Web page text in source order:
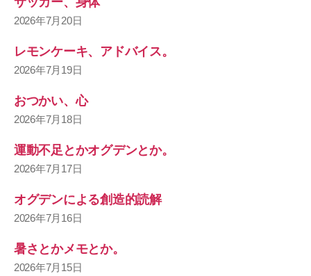
2026年7月20日
レモンケーキ、アドバイス。
2026年7月19日
おつかい、心
2026年7月18日
運動不足とかオグデンとか。
2026年7月17日
オグデンによる創造的読解
2026年7月16日
暑さとかメモとか。
2026年7月15日